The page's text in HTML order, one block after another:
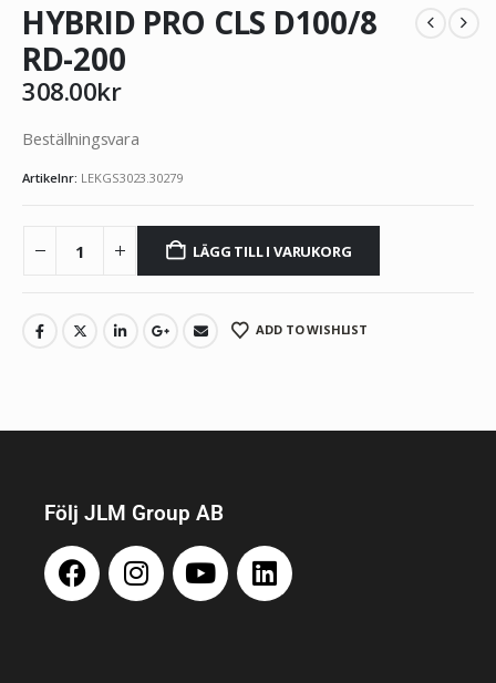
HYBRID PRO CLS D100/8
RD-200
308.00kr
Beställningsvara
Artikelnr: LEKGS3023.30279
LÄGG TILL I VARUKORG
ADD TO WISHLIST
Följ JLM Group AB